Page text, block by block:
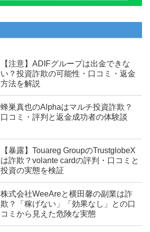
【注意】ADIFグループは出金できな
い？投資詐欺の可能性・口コミ・返金
方法を解説
蜂巣真也のAlphaはマルチ投資詐欺？
口コミ・評判と返金成功者の体験談
【暴露】Touareg GroupのTrustglobeX
は詐欺？volante cardの評判・口コミと
投資の実態を検証
株式会社WeeAreと横田馨の副業は詐
欺？「稼げない」「効果なし」との口
コミから見えた危険な実態